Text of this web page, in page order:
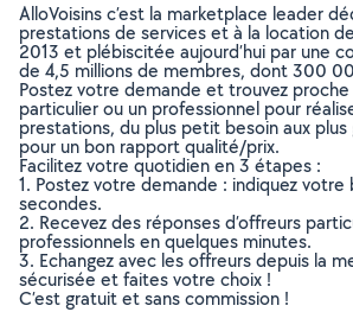
AlloVoisins c’est la marketplace leader
prestations de services et à la location
2013 et plébiscitée aujourd’hui par une
de 4,5 millions de membres, dont 300
Postez votre demande et trouvez proche
particulier ou un professionnel pour
prestations, du plus petit besoin aux plus
pour un bon rapport qualité/prix.
Facilitez votre quotidien en 3 étapes :
1. Postez votre demande : indiquez votre
secondes.
2. Recevez des réponses d’offreurs
professionnels en quelques minutes.
3. Echangez avec les offreurs depuis la
sécurisée et faites votre choix !
C’est gratuit et sans commission !